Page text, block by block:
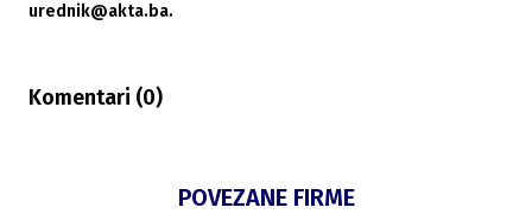
urednik@akta.ba.
Komentari (0)
POVEZANE FIRME